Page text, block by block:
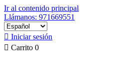
Ir al contenido principal
Llámanos: 971669551
 Iniciar sesión
 Carrito 0